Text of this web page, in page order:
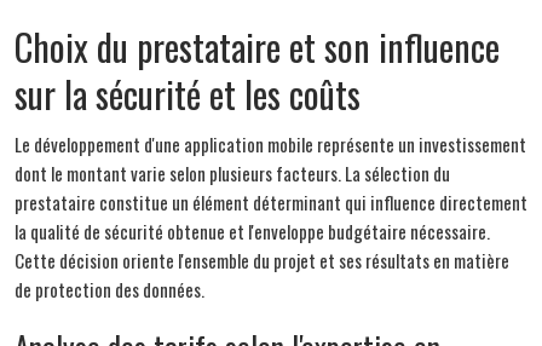
Choix du prestataire et son influence
sur la sécurité et les coûts
Le développement d'une application mobile représente un investissement
dont le montant varie selon plusieurs facteurs. La sélection du
prestataire constitue un élément déterminant qui influence directement
la qualité de sécurité obtenue et l'enveloppe budgétaire nécessaire.
Cette décision oriente l'ensemble du projet et ses résultats en matière
de protection des données.